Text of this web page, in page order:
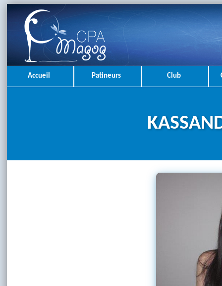
Accueil Patineurs Club